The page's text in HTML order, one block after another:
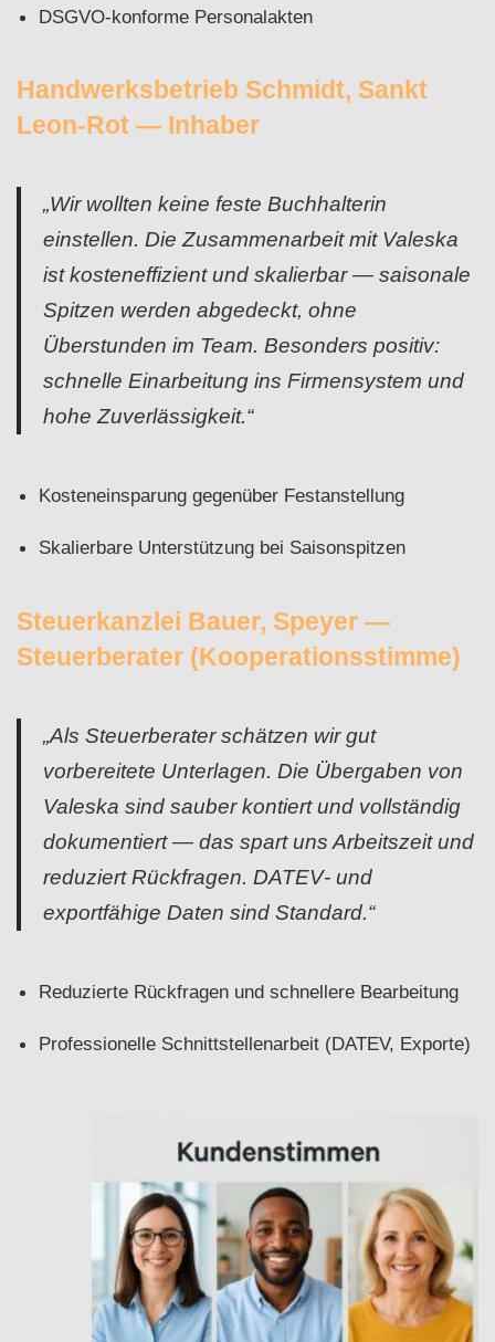
DSGVO-konforme Personalakten
Handwerksbetrieb Schmidt, Sankt
Leon‑Rot — Inhaber
„Wir wollten keine feste Buchhalterin
einstellen. Die Zusammenarbeit mit Valeska
ist kosteneffizient und skalierbar — saisonale
Spitzen werden abgedeckt, ohne
Überstunden im Team. Besonders positiv:
schnelle Einarbeitung ins Firmensystem und
hohe Zuverlässigkeit.“
Kosteneinsparung gegenüber Festanstellung
Skalierbare Unterstützung bei Saisonspitzen
Steuerkanzlei Bauer, Speyer —
Steuerberater (Kooperationsstimme)
„Als Steuerberater schätzen wir gut
vorbereitete Unterlagen. Die Übergaben von
Valeska sind sauber kontiert und vollständig
dokumentiert — das spart uns Arbeitszeit und
reduziert Rückfragen. DATEV‑ und
exportfähige Daten sind Standard.“
Reduzierte Rückfragen und schnellere Bearbeitung
Professionelle Schnittstellenarbeit (DATEV, Exporte)